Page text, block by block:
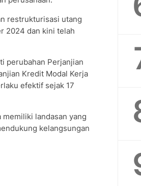
restrukturisasi utang
2024 dan kini telah
perubahan Perjanjian
Kredit Modal Kerja
efektif sejak 17
landasan yang
kelangsungan